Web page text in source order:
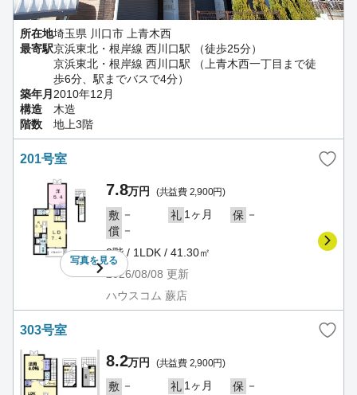
所在地埼玉県 川口市 上青木西
最寄駅京浜東北・根岸線 西川口駅 （徒歩25分）
京浜東北・根岸線 西川口駅 （上青木西一丁目まで徒
歩6分、駅までバスで4分）
築年月 2010年12月
構造
木造
階数
地上3階
201号室
写真を見る
7.8万円 (共益費 2,900円)
敷 － 礼 1ヶ月 保 －
償 －
2階 / 1LDK / 41.30㎡
2026/08/08 更新
ハウスコム 蕨店
303号室
8.2万円 (共益費 2,900円)
敷 － 礼 1ヶ月 保 －